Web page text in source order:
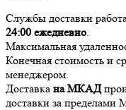
Службы доставки
24:00 ежедневно.
Максимальная
Конечная стоимость и
менеджером.
Доставка на МКАД
доставки за